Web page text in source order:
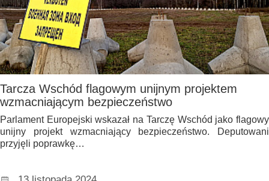
Tarcza Wschód flagowym unijnym projektem
wzmacniającym bezpieczeństwo
Parlament Europejski wskazał na Tarczę Wschód jako flagowy
unijny projekt wzmacniający bezpieczeństwo. Deputowani
przyjęli poprawkę…